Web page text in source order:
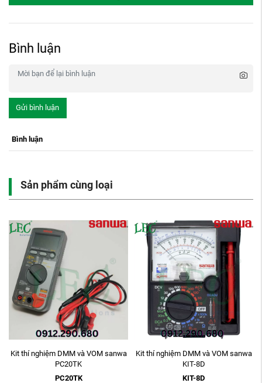
Bình luận
Gửi bình luận
Bình luận
Sản phẩm cùng loại
Kit thí nghiệm DMM và VOM sanwa
PC20TK
PC20TK
Kit thí nghiệm DMM và VOM sanwa
KIT-8D
KIT-8D